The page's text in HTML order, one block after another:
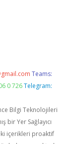
Teams:
0 726 Telegram:
Bilgi Teknolojileri
bir Yer Sağlayıcı
içerikleri proaktif